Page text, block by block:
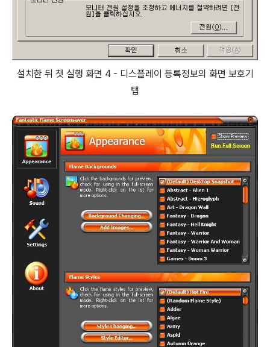
설치한 뒤 첫 실행 화면 4 - 디스플레이 등록정보의 화면 보호기
탭